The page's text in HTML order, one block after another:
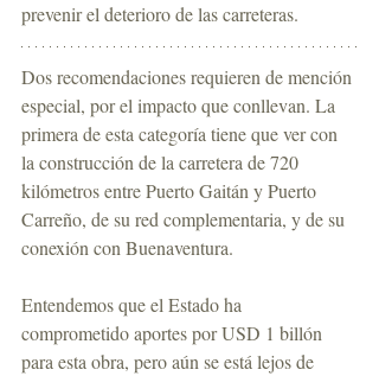
prevenir el deterioro de las carreteras.
Dos recomendaciones requieren de mención
especial, por el impacto que conllevan. La
primera de esta categoría tiene que ver con
la construcción de la carretera de 720
kilómetros entre Puerto Gaitán y Puerto
Carreño, de su red complementaria, y de su
conexión con Buenaventura.
Entendemos que el Estado ha
comprometido aportes por USD 1 billón
para esta obra, pero aún se está lejos de